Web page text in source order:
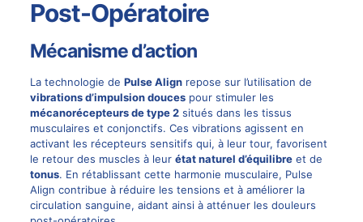
Post-Opératoire
Mécanisme d’action
La technologie de Pulse Alignrepose sur l’utilisation de
vibrations d’impulsion doucespour stimuler les
mécanorécepteurs de type 2situés dans les tissus
musculaires et conjonctifs. Ces vibrations agissent en
activant les récepteurs sensitifs qui, à leur tour, favorisent
le retour des muscles à leur état naturel d’équilibreet de
tonus. En rétablissant cette harmonie musculaire, Pulse
Align contribue à réduire les tensions et à améliorer la
circulation sanguine, aidant ainsi à atténuer les douleurs